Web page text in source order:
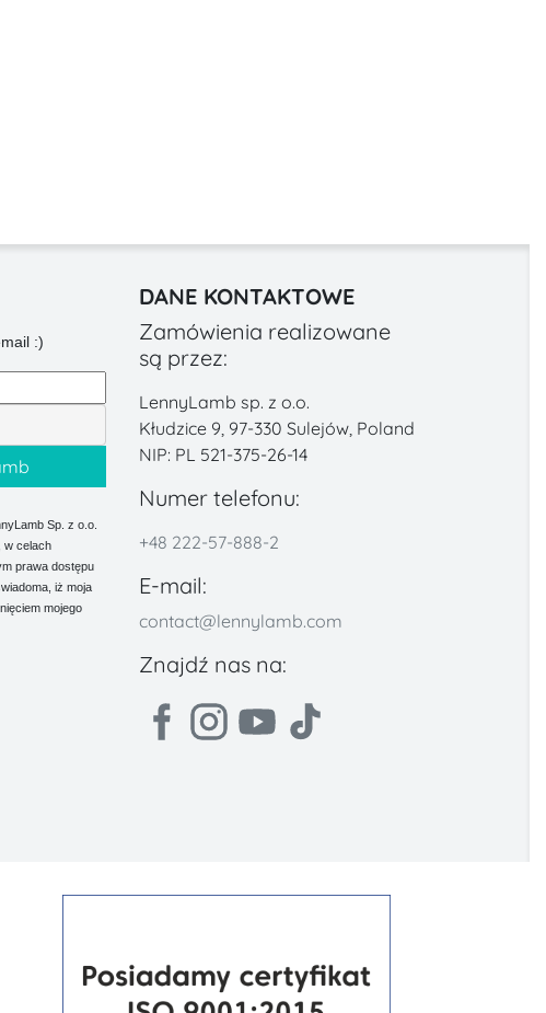
:)
Sp. z o.o.
w celach
prawa dostępu
iż moja
mojego
DANE KONTAKTOWE
Zamówienia realizowane
są przez:
LennyLamb sp. z o.o.
Kłudzice 9, 97-330 Sulejów, Poland
NIP: PL 521-375-26-14
Numer telefonu:
+48 222-57-888-2
E-mail:
contact@lennylamb.com
Znajdź nas na: